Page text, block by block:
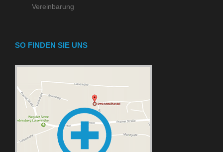
Vereinbarung
SO FINDEN SIE UNS